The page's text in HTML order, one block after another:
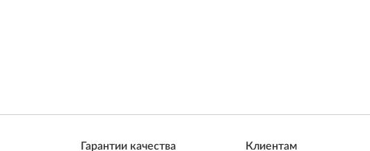
Гарантии качества Клиентам